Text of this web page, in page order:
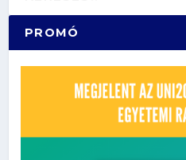
PROMÓ